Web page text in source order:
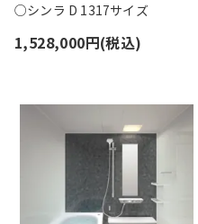
○シンラ D 1317サイズ
1,528,000円(税込)